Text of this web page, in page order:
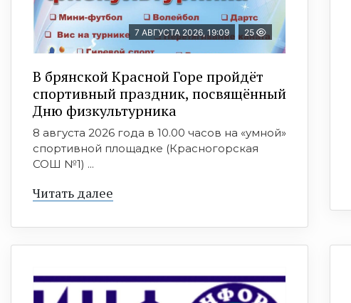
7 АВГУСТА 2026, 19:09 25
В брянской Красной Горе пройдёт
спортивный праздник, посвящённый
Дню физкультурника
8 августа 2026 года в 10.00 часов на «умной»
спортивной площадке (Красногорская
СОШ №1) ...
Читать далее